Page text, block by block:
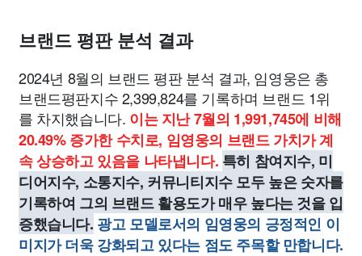
브랜드 평판 분석 결과
2024년 8월의 브랜드 평판 분석 결과, 임영웅은 총
브랜드평판지수 2,399,824를 기록하며 브랜드 1위
를 차지했습니다. 이는 지난 7월의 1,991,745에 비해
20.49% 증가한 수치로, 임영웅의 브랜드 가치가 계
속 상승하고 있음을 나타냅니다. 특히 참여지수, 미
디어지수, 소통지수, 커뮤니티지수 모두 높은 숫자를
기록하여 그의 브랜드 활용도가 매우 높다는 것을 입
증했습니다. 광고 모델로서의 임영웅의 긍정적인 이
미지가 더욱 강화되고 있다는 점도 주목할 만합니다.